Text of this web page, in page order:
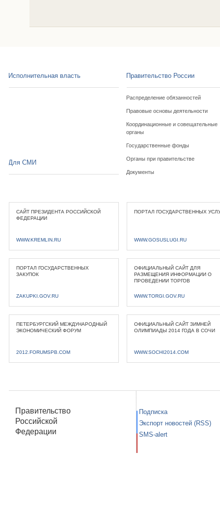
Исполнительная власть Правительство России
Распределение обязанностей
Правовые основы деятельности
Координационные и совещательные
органы
Государственные фонды
Органы при правительстве
Документы
Для СМИ
САЙТ ПРЕЗИДЕНТА РОССИЙСКОЙ
ФЕДЕРАЦИИ
WWW.KREMLIN.RU
ПОРТАЛ ГОСУДАРСТВЕННЫХ
WWW.GOSUSLUGI.RU
ПОРТАЛ ГОСУДАРСТВЕННЫХ
ЗАКУПОК
ZAKUPKI.GOV.RU
ОФИЦИАЛЬНЫЙ САЙТ ДЛЯ
РАЗМЕЩЕНИЯ ИНФОРМАЦИИ О
ПРОВЕДЕНИИ ТОРГОВ
WWW.TORGI.GOV.RU
ПЕТЕРБУРГСКИЙ МЕЖДУНАРОДНЫЙ
ЭКОНОМИЧЕСКИЙ ФОРУМ
2012.FORUMSPB.COM
ОФИЦИАЛЬНЫЙ САЙТ ЗИМНЕЙ
ОЛИМПИАДЫ 2014 ГОДА В СОЧИ
WWW.SOCHI2014.COM
Правительство
Российской
Федерации
Подписка
Экспорт новостей (RSS)
SMS-alert